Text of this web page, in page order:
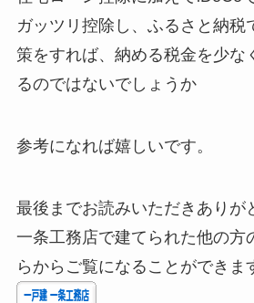
ガッツリ控除し、ふるさと納税
策をすれば、納める税金を少な
るのではないでしょうか
参考になれば嬉しいです。
最後までお読みいただきありが
一条工務店で建てられた他の方
らからご覧になることができま